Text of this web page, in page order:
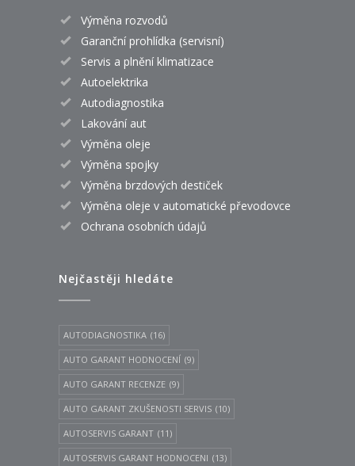
Výměna rozvodů
Garanční prohlídka (servisní)
Servis a plnění klimatizace
Autoelektrika
Autodiagnostika
Lakování aut
Výměna oleje
Výměna spojky
Výměna brzdových destiček
Výměna oleje v automatické převodovce
Ochrana osobních údajů
Nejčastěji hledáte
AUTODIAGNOSTIKA (16)
AUTO GARANT HODNOCENÍ (9)
AUTO GARANT RECENZE (9)
AUTO GARANT ZKUŠENOSTI SERVIS (10)
AUTOSERVIS GARANT (11)
AUTOSERVIS GARANT HODNOCENI (13)